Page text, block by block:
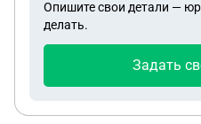
Опишите свои детали —
делать.
Задать